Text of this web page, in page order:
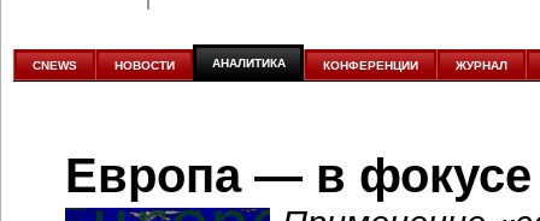
аналитике
CNEWS НОВОСТИ АНАЛИТИКА КОНФЕРЕНЦИИ ЖУРНАЛ
Европа — в